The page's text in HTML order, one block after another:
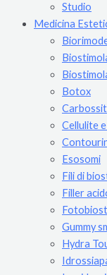
Studio
Medicina
Botox
Cellulite
Esosomi
Fili di
Filler
Gummy
Hydra